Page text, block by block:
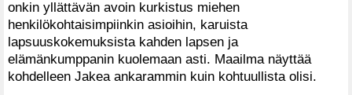
onkin yllättävän avoin kurkistus miehen
henkilökohtaisimpiinkin asioihin, karuista
lapsuuskokemuksista kahden lapsen ja
elämänkumppanin kuolemaan asti. Maailma näyttää
kohdelleen Jakea ankarammin kuin kohtuullista olisi.